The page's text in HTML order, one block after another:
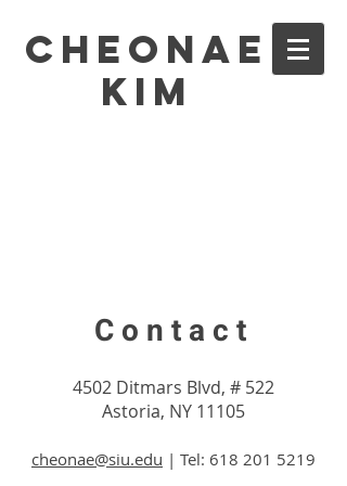
Cheonae
Kim
Contact
4502 Ditmars Blvd, # 522
Astoria, NY 11105
cheonae@siu.edu | Tel: 618 201 5219